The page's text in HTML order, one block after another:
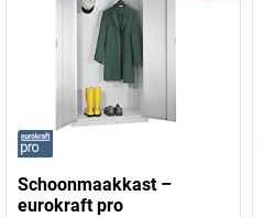
Schoonmaakkast –
eurokraft pro